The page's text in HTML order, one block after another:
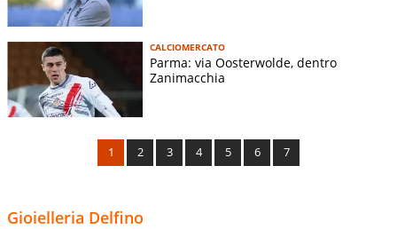
CALCIOMERCATO
Parma: via Oosterwolde, dentro
Zanimacchia
1 2 3 4 5 6 7
Gioielleria Delfino